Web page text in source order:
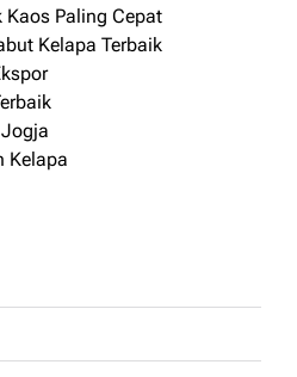
Kaos Paling Cepat
Kelapa Terbaik
Kelapa